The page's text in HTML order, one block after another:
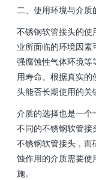
二、使用环境与介质
不锈钢软管接头的
业所面临的环境因素
强腐蚀性气体环境等
用寿命。根据真实
头能否长期使用的关
介质的选择也是一个
不同的不锈钢软管接
不锈钢软管接头，而
蚀作用的介质需要
施。